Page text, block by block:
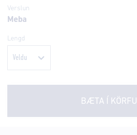
Verslun
Meba
Lengd
BÆTA Í KÖRFU